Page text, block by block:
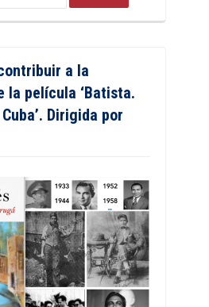
a la
la película ‘Batista.
Dirigida por